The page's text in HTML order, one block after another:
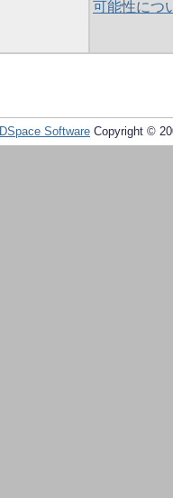
可能性につ
DSpace Software Copyright ©